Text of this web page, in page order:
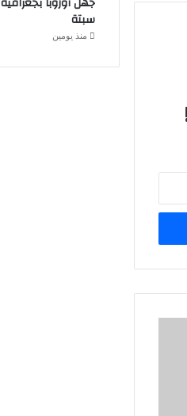
سبتة
منذ يومين